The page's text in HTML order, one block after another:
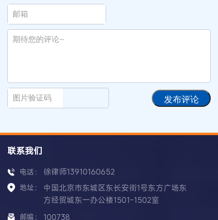
发布评论
联系我们
电话： 徐律师13910160652
地址：
中国北京市东城区东长安街1号东方广场东
方经贸城东一办公楼1501-1502室
邮编： 100738